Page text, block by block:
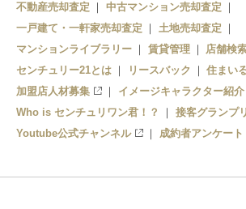
不動産売却査定
中古マンション売却査定
一戸建て・一軒家売却査定
土地売却査定
マンションライブラリー
賃貸管理
店舗検
センチュリー21とは
リースバック
住まい
加盟店人材募集
イメージキャラクター紹介
Who is センチュリワン君！？
接客グランプリ
Youtube公式チャンネル
成約者アンケート